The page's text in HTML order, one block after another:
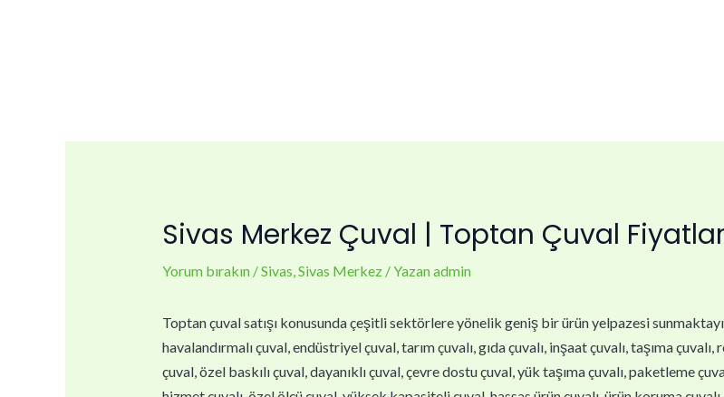
Sivas Merkez Çuval | Toptan Çuval
Yorum bırakın /Sivas,Sivas Merkez/ Yazanadmin
Toptan çuval satışı konusunda çeşitli sektörlere yönelik geniş bir ürün yelpazesi
havalandırmalı çuval, endüstriyel çuval, tarım çuvalı, gıda çuvalı, inşaat çuvalı, taşıma
çuval, özel baskılı çuval, dayanıklı çuval, çevre dostu çuval, yük taşıma çuvalı, paketleme